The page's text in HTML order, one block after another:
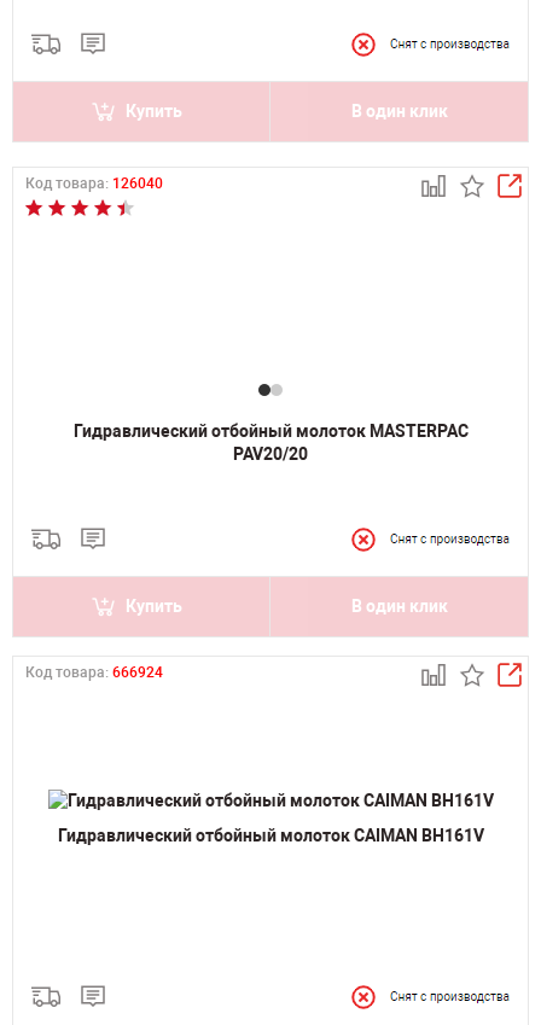
Купить В один клик
Код товара: 126040
Гидравлический отбойный молоток MASTERPAC
PAV20/20
Купить В один клик
Код товара: 666924
Гидравлический отбойный молоток CAIMAN BH161V